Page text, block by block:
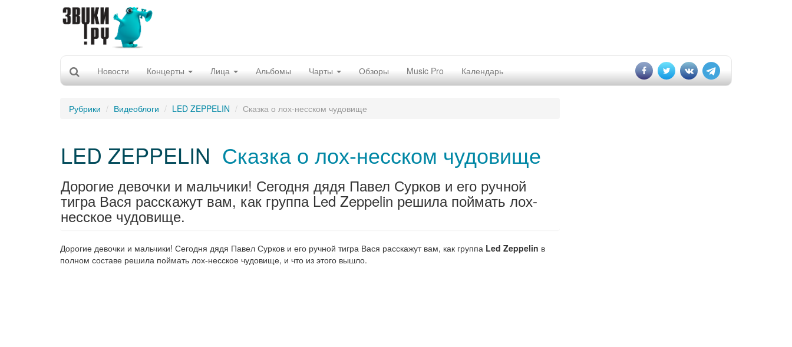
Новости Концерты Лица Альбомы Чарты Обзоры Music Pro Календарь
Рубрики Видеоблоги LED ZEPPELIN Сказка о лох-несском чудовище
LED ZEPPELIN Сказка о лох-несском чудовище
Дорогие девочки и мальчики! Сегодня дядя Павел Сурков и его ручной
тигра Вася расскажут вам, как группа Led Zeppelin решила поймать лох-
несское чудовище.
Дорогие девочки и мальчики! Сегодня дядя Павел Сурков и его ручной тигра Вася расскажут вам, как группа Led Zeppelin в
полном составе решила поймать лох-несское чудовище, и что из этого вышло.